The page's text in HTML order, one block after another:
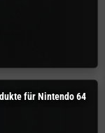
für Nintendo 64